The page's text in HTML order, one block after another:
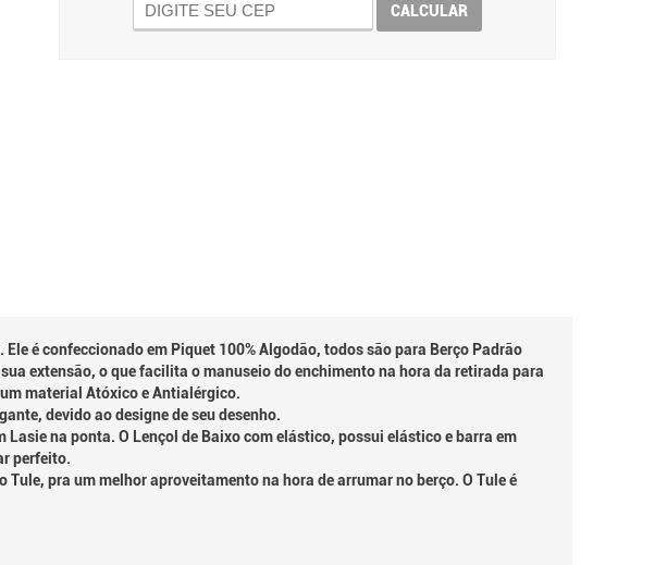
CALCULAR
é confeccionado em Piquet 100% Algodão, todos são para Berço Padrão
extensão, o que facilita o manuseio do enchimento na hora da retirada para
material Atóxico e Antialérgico.
devido ao designe de seu desenho.
na ponta. O Lençol de Baixo com elástico, possui elástico e barra em
perfeito.
pra um melhor aproveitamento na hora de arrumar no berço. O Tule é